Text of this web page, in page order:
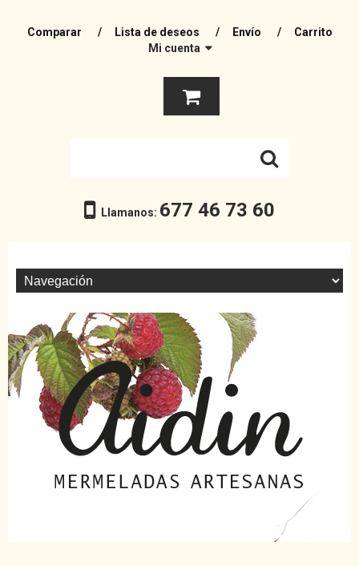
Comparar Lista de deseos Envío
Carrito
Mi cuenta
Llamanos: 677 46 73 60